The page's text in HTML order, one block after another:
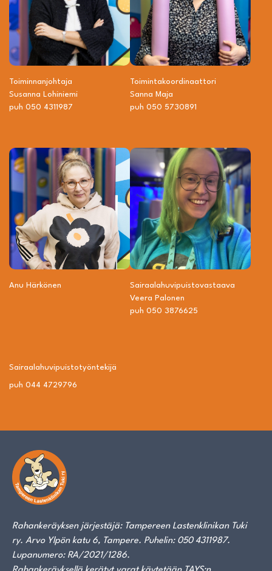
Toiminnanjohtaja
Susanna Lohiniemi
puh 050 4311987
Toiminta­­koordinaattori
Sanna Maja
puh 050 5730891
Anu Härkönen
Sairaalahuvipuisto­vastaava
Veera Palonen
puh 050 3876625
Sairaalahuvipuisto­työntekijä
puh 044 4729796
Rahankeräyksen järjestäjä: Tampereen Lastenklinikan Tuki
ry. Arvo Ylpön katu 6, Tampere. Puhelin: 050 4311987.
Lupanumero: RA/2021/1286.